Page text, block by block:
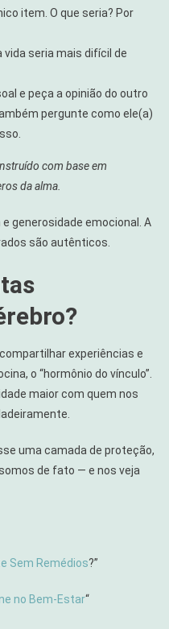
item. O que seria? Por
seria mais difícil de
e peça a opinião do outro
pergunte como ele(a)
com base em
da alma.
generosidade emocional. A
são autênticos.
experiências e
o “hormônio do vínculo”.
maior com quem nos
uma camada de proteção,
de fato — e nos veja
Sem Remédios?”
no Bem-Estar“